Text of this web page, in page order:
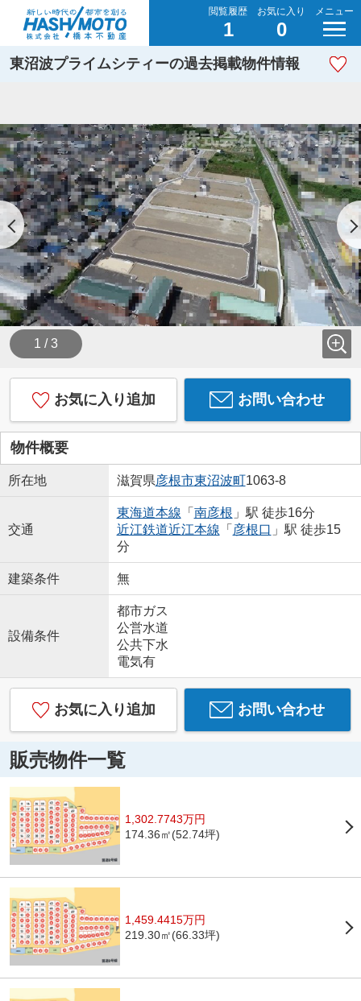
閲覧履歴
1
お気に入り
0
メニュー
東沼波プライムシティーの過去掲載物件情報
1 / 3
お気に入り追加 お問い合わせ
物件概要
所在地 滋賀県彦根市東沼波町1063-8
交通
東海道本線 「 南彦根 」駅 徒歩16分
近江鉄道近江本線 「 彦根口 」駅 徒歩15
分
建築条件 無
設備条件
都市ガス
公営水道
公共下水
電気有
お気に入り追加 お問い合わせ
販売物件一覧
1,302.7743万円
174.36㎡(52.74坪)
1,459.4415万円
219.30㎡(66.33坪)